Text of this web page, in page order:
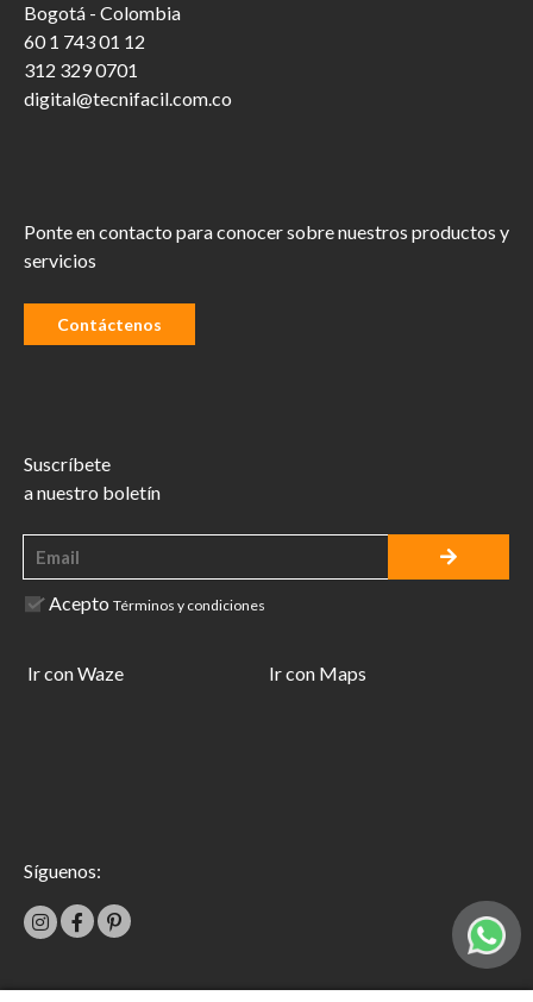
Bogotá - Colombia
60 1 743 01 12
312 329 0701
digital@tecnifacil.com.co
Ponte en contacto para conocer sobre nuestros productos y
servicios
Contáctenos
Suscríbete
a nuestro boletín
Acepto Términos y condiciones
Ir con Waze Ir con Maps
Síguenos: